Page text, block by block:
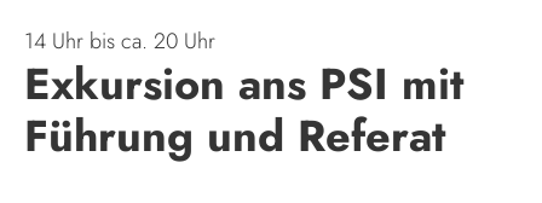
14 Uhr bis ca. 20 Uhr
Exkursion ans PSI mit
Führung und Referat